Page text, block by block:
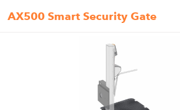
AX500 Smart Security Gate